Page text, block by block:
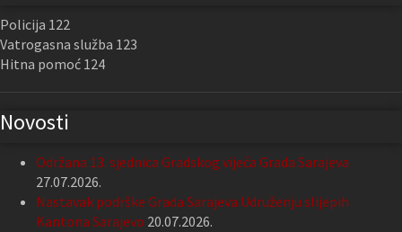
Policija 122
Vatrogasna služba 123
Hitna pomoć 124
Novosti
Održana 13. sjednica Gradskog vijeća Grada Sarajeva
27.07.2026.
Nastavak podrške Grada Sarajeva Udruženju slijepih
Kantona Sarajevo 20.07.2026.